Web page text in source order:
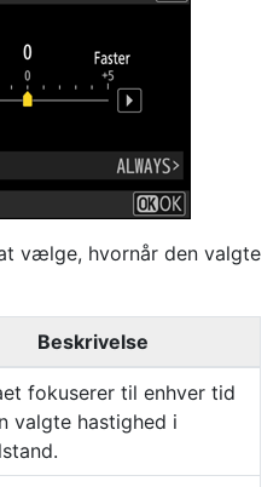
vælge, hvornår den valgte
Beskrivelse
fokuserer til enhver tid
valgte hastighed i